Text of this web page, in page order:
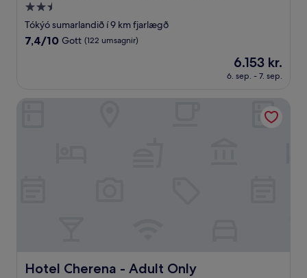
2.5
stjörnu
gististaður
Tókýó sumarlandið í 9 km fjarlægð
7.4
umsagnir)
7,4/10 Gott (122 umsagnir)
Verðið
er
6.153 kr.
6.153 kr.
6. sep. - 7. sep.
Hotel Cherena - Adult Only
Hotel Cherena - Adult Only